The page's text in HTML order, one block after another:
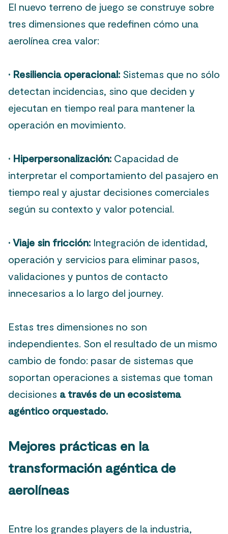
El nuevo terreno de juego se construye sobre
tres dimensiones que redefinen cómo una
aerolínea crea valor:
· Resiliencia operacional: Sistemas que no sólo
detectan incidencias, sino que deciden y
ejecutan en tiempo real para mantener la
operación en movimiento.
· Hiperpersonalización: Capacidad de
interpretar el comportamiento del pasajero en
tiempo real y ajustar decisiones comerciales
según su contexto y valor potencial.
· Viaje sin fricción: Integración de identidad,
operación y servicios para eliminar pasos,
validaciones y puntos de contacto
innecesarios a lo largo del journey.
Estas tres dimensiones no son
independientes. Son el resultado de un mismo
cambio de fondo: pasar de sistemas que
soportan operaciones a sistemas que toman
decisiones a través de un ecosistema
agéntico orquestado.
Mejores prácticas en la
transformación agéntica de
aerolíneas
Entre los grandes players de la industria,